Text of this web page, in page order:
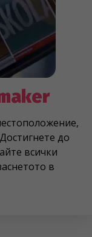
до
всички
в